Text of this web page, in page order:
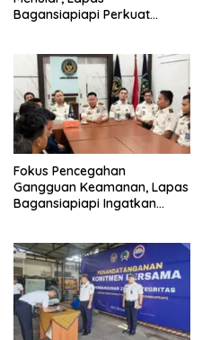
Bagansiapiapi Perkuat
Fokus Pencegahan
Gangguan Keamanan, Lapas
Bagansiapiapi Ingatkan